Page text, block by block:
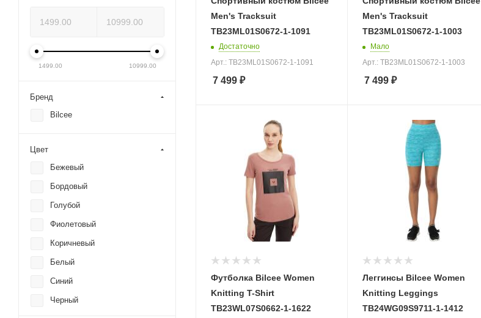
Men's Tracksuit
TB23ML01S0672-1-1091
Достаточно
Арт.: TB23ML01S0672-1-1091
7 499 ₽
Men's Tracksuit
TB23ML01S0672-1-1003
Мало
Арт.: TB23ML01S0672-1-1003
7 499 ₽
Футболка Bilcee Women
Knitting T-Shirt
TB23WL07S0662-1-1622
Леггинсы Bilcee Women
Knitting Leggings
TB24WG09S9711-1-1412
1499.00 10999.00
Бренд
Bilcee
Цвет
Бежевый
Бордовый
Голубой
Фиолетовый
Коричневый
Белый
Синий
Черный